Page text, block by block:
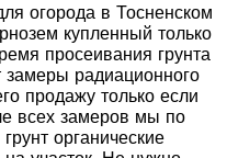
огорода в Тосненском
купленный только
просеивания грунта
замеры радиационного
продажу только если
всех замеров мы по
органические